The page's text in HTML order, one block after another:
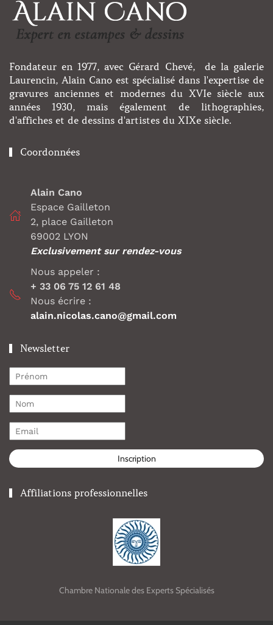
Fondateur en 1977, avec Gérard Chevé, de la galerie
Laurencin, Alain Cano est spécialisé dans l'expertise de
gravures anciennes et modernes du XVIe siècle aux
années 1930, mais également de lithographies,
d'affiches et de dessins d'artistes du XIXe siècle.
Coordonnées
Alain Cano
Espace Gailleton
2, place Gailleton
69002 LYON
Exclusivement sur rendez-vous
Nous appeler :
+ 33 06 75 12 61 48
Nous écrire :
alain.nicolas.cano@gmail.com
Newsletter
Inscription
Affiliations professionnelles
Chambre Nationale des Experts Spécialisés